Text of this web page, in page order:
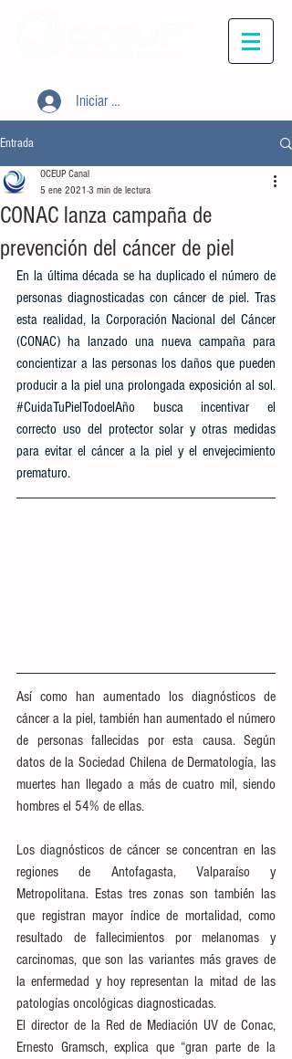
Iniciar sesión
Entrada
CONAC lanza campaña de
prevención del cáncer de piel
OCEUP Canal
5 ene 2021 3 min de lectura
En la última década se ha duplicado el número de
personas diagnosticadas con cáncer de piel. Tras
esta realidad, la Corporación Nacional del Cáncer
(CONAC) ha lanzado una nueva campaña para
concientizar a las personas los daños que pueden
#CuidaTuPielTodoelAño busca incentivar el
correcto uso del protector solar y otras medidas
para evitar el cáncer a la piel y el envejecimiento
prematuro.
Así como han aumentado los diagnósticos de
cáncer a la piel, también han aumentado el número
de personas fallecidas por esta causa. Según
datos de la Sociedad Chilena de Dermatología, las
muertes han llegado a más de cuatro mil, siendo
hombres el 54% de ellas.
Los diagnósticos de cáncer se concentran en las
regiones de Antofagasta, Valparaíso y
Metropolitana. Estas tres zonas son también las
que registran mayor índice de mortalidad, como
resultado de fallecimientos por melanomas y
carcinomas, que son las variantes más graves de
la enfermedad y hoy representan la mitad de las
patologías oncológicas diagnosticadas.
El director de la Red de Mediación UV de Conac,
Ernesto Gramsch, explica que “gran parte de la